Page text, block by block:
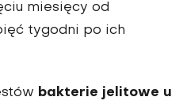
miesięcy od
tygodni po ich
bakterie jelitowe u